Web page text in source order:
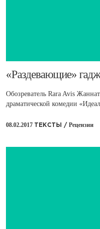
​«Раздевающие»
Обозреватель Rara Avis
драматической комедии
08.02.2017 ТЕКСТЫ / Рецензии